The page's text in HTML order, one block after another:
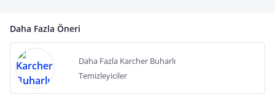
Daha Fazla Öneri
Daha Fazla Karcher Buharlı
Temizleyiciler